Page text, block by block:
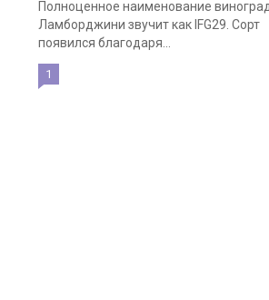
Полноценное наименование
Ламборджини звучит как IFG29. Сорт
появился благодаря...
1